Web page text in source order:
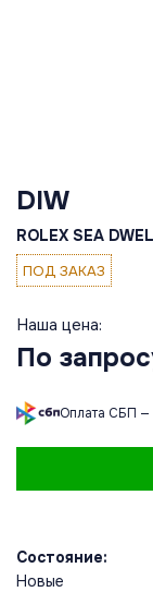
DIW
ROLEX SEA
ПОД ЗАКАЗ
Наша цена:
По
Оплата СБП —
Состояние:
Новые